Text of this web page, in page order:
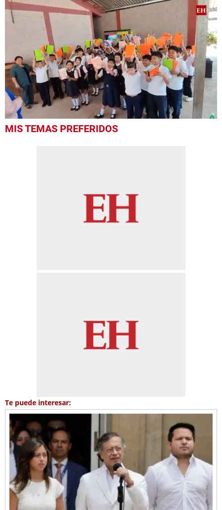
second
MIS TEMAS PREFERIDOS
Te puede interesar: